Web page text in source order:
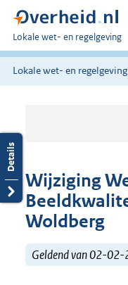
U
bent
hier:
Lokale wet- en regelgeving
Lokale wet- en regelgeving
Wijziging
Woldberg
Geldend van 02-